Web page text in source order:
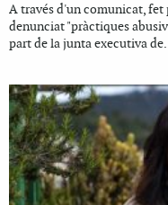
A través d'un comunicat, fet
denunciat "pràctiques
part de la junta executiva